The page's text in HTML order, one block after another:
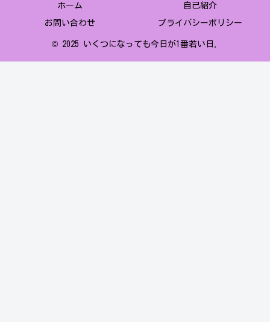
ホーム 自己紹介
お問い合わせ プライバシーポリシー
© 2025 いくつになっても今日が1番若い日.